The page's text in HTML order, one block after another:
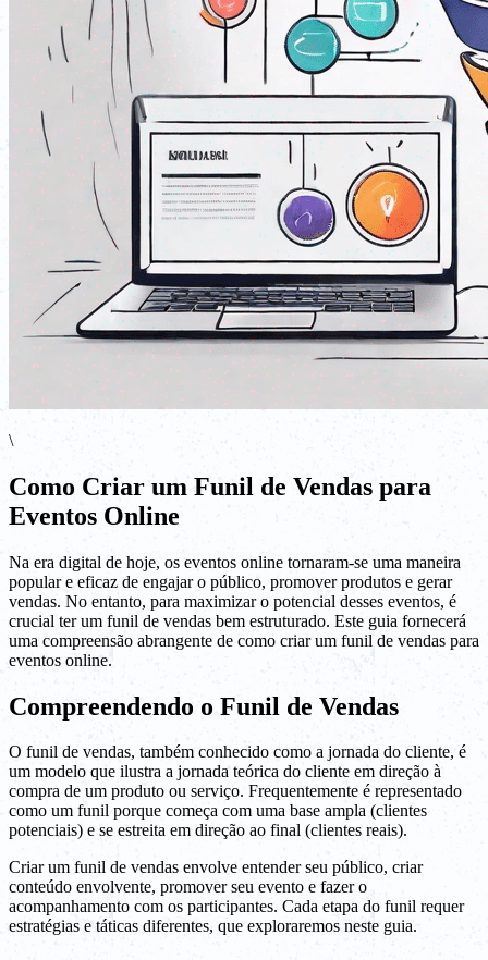
\
Como Criar um Funil de Vendas para
Eventos Online
Na era digital de hoje, os eventos online tornaram-se uma maneira
popular e eficaz de engajar o público, promover produtos e gerar
vendas. No entanto, para maximizar o potencial desses eventos, é
crucial ter um funil de vendas bem estruturado. Este guia fornecerá
uma compreensão abrangente de como criar um funil de vendas para
eventos online.
Compreendendo o Funil de Vendas
O funil de vendas, também conhecido como a jornada do cliente, é
um modelo que ilustra a jornada teórica do cliente em direção à
compra de um produto ou serviço. Frequentemente é representado
como um funil porque começa com uma base ampla (clientes
potenciais) e se estreita em direção ao final (clientes reais).
Criar um funil de vendas envolve entender seu público, criar
conteúdo envolvente, promover seu evento e fazer o
acompanhamento com os participantes. Cada etapa do funil requer
estratégias e táticas diferentes, que exploraremos neste guia.